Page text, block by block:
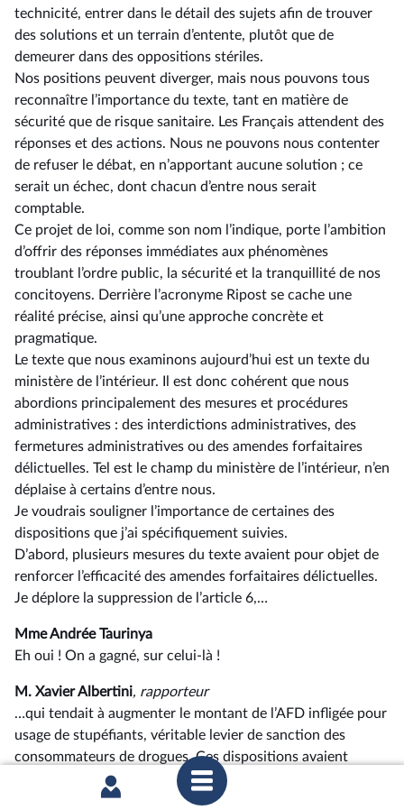
technicité, entrer dans le détail des sujets afin de trouver
des solutions et un terrain d’entente, plutôt que de
demeurer dans des oppositions stériles.
Nos positions peuvent diverger, mais nous pouvons tous
reconnaître l’importance du texte, tant en matière de
sécurité que de risque sanitaire. Les Français attendent des
réponses et des actions. Nous ne pouvons nous contenter
de refuser le débat, en n’apportant aucune solution ; ce
serait un échec, dont chacun d’entre nous serait
comptable.
Ce projet de loi, comme son nom l’indique, porte l’ambition
d’offrir des réponses immédiates aux phénomènes
troublant l’ordre public, la sécurité et la tranquillité de nos
concitoyens. Derrière l’acronyme Ripost se cache une
réalité précise, ainsi qu’une approche concrète et
pragmatique.
Le texte que nous examinons aujourd’hui est un texte du
ministère de l’intérieur. Il est donc cohérent que nous
abordions principalement des mesures et procédures
administratives : des interdictions administratives, des
fermetures administratives ou des amendes forfaitaires
délictuelles. Tel est le champ du ministère de l’intérieur, n’en
déplaise à certains d’entre nous.
Je voudrais souligner l’importance de certaines des
dispositions que j’ai spécifiquement suivies.
D’abord, plusieurs mesures du texte avaient pour objet de
renforcer l’efficacité des amendes forfaitaires délictuelles.
Je déplore la suppression de l’article 6,…
Mme Andrée Taurinya
Eh oui ! On a gagné, sur celui-là !
M. Xavier Albertini, rapporteur
…qui tendait à augmenter le montant de l’AFD infligée pour
usage de stupéfiants, véritable levier de sanction des
consommateurs de drogues. Ces dispositions avaient
vocation à s’articuler avec les autres mesures du texte, qui,
tirant les conclusions d’un récent rapport de la Cour des